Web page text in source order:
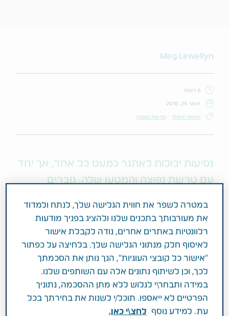
Meg Lewellyn
6 דקות
ינואר 25, 2018
תחומי טיפול טרשת נפוצה
נסיעות יכולות לאתגר כמעט כל אחד, אך יחד
עם טרשת נפוצה והמטען שלה, גוברים
אך עם מעט עבודה מראש והכנה, אפשר ליהנות מטיול
מהנה ומרגיע!
רכב פרטי, אוטובוס, רכבת, אונייה, מטוס... בהתאם ליעד
במטרה לשפר את חווית הגלישה שלך, לנתח ולמדוד
את מעורבותך בתכנים שלנו ולהציג בפניך מודעות
רלוונטיות באתרים אחרים, נודה לקבלת אישור
לאיסוף חלק מנתוני הגלישה שלך. בלחיצה על כפתור
"אישור כל קובצי העוגיות", הנך נותן את הסכמתך
לכך, וכן לשיתוף נתונים אלה עם השותפים שלנו.
במידה ותבחר\י לגלוש ללא מתן ההסכמה, נתוניך
הפרטיים לא ייאספו. תוכל/י לשנות את בחירתך בכל
עת. למידע נוסף
לחצ\י כאן.